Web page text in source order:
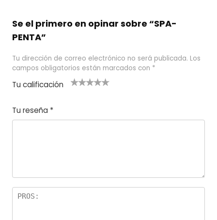
Se el primero en opinar sobre “SPA-
PENTA”
Tu dirección de correo electrónico no será publicada. Los
campos obligatorios están marcados con *
Tu calificación
e
el
5
las
s
Tu reseña *